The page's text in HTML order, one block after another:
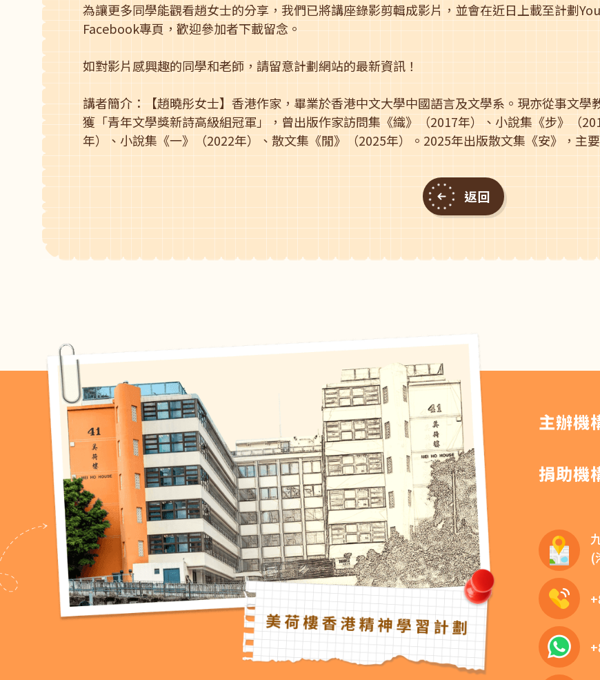
為讓更多同學能觀看趙女士的分享，我們已將講座錄影剪輯成影片，並會在近日上載至計劃
Facebook專頁，歡迎參加者下載留念。
如對影片感興趣的同學和老師，請留意計劃網站的最新資訊！
講者簡介：【趙曉彤女士】香港作家，畢業於香港中文大學中國語言及文學系。現亦從事文
獲「青年文學獎新詩高級組冠軍」，曾出版作家訪問集《織》（2017年）、小說集《步》（
年）、小說集《一》（2022年）、散文集《閒》（2025年）。2025年出版散文集《安》，主
返回
主辦機
捐助機
(